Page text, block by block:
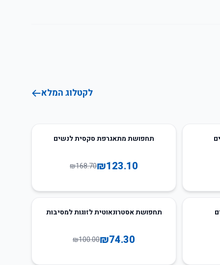
לקטלוג המלא
תחפושת מתאגרפת סקסית לנשים
₪123.10
₪168.70
26
תחפושת אסטרונאוטית לזוגות למסיבות
₪74.30
₪100.00